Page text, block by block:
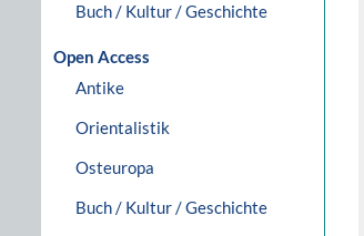
Buch / Kultur / Geschichte
Open Access
Antike
Orientalistik
Osteuropa
Buch / Kultur / Geschichte